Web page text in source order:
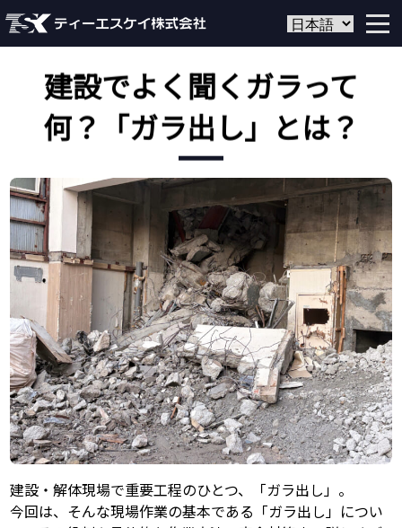
建設でよく聞くガラって
何？「ガラ出し」とは？
建設・解体現場で重要工程のひとつ、「ガラ出し」。
今回は、そんな現場作業の基本である「ガラ出し」につい